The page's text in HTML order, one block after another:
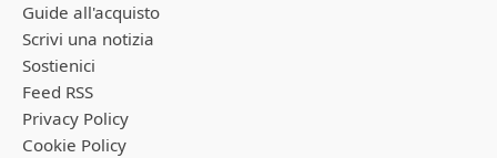
Guide all'acquisto
Scrivi una notizia
Sostienici
Feed RSS
Privacy Policy
Cookie Policy